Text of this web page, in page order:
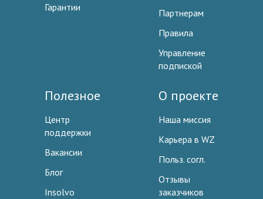
Гарантии
Партнерам
Правила
Управление
подпиской
Полезное
Центр
поддержки
Вакансии
Блог
Insolvo
О проекте
Наша миссия
Карьера в WZ
Польз. согл.
Отзывы
заказчиков